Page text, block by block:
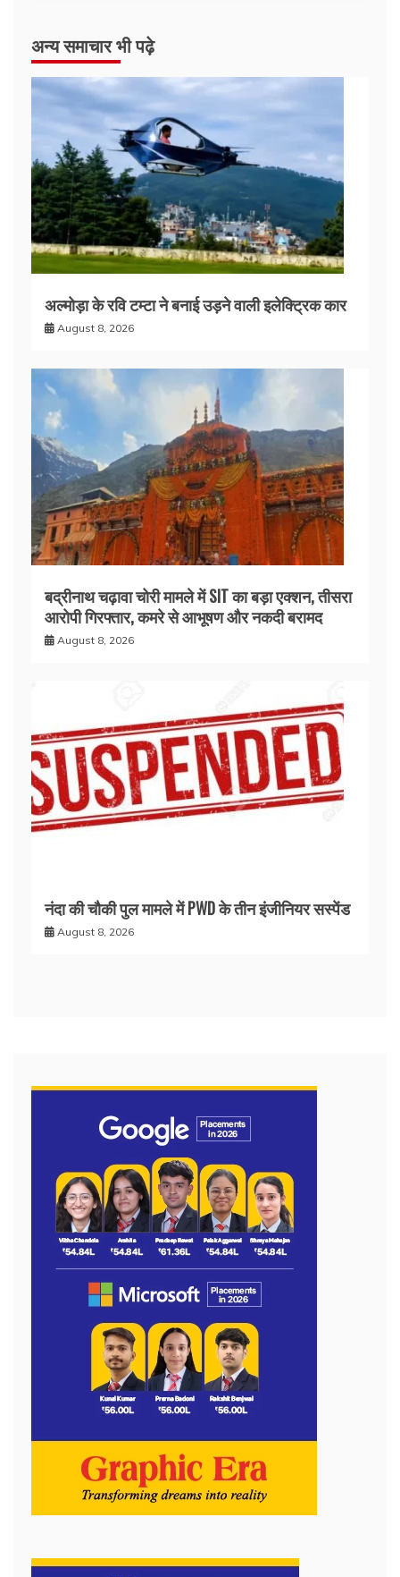
अन्य समाचार भी पढ़े
अल्मोड़ा के रवि टम्टा ने बनाई उड़ने वाली इलेक्ट्रिक कार
August 8, 2026
बद्रीनाथ चढ़ावा चोरी मामले में SIT का बड़ा एक्शन, तीसरा
आरोपी गिरफ्तार, कमरे से आभूषण और नकदी बरामद
August 8, 2026
नंदा की चौकी पुल मामले में PWD के तीन इंजीनियर सस्पेंड
August 8, 2026